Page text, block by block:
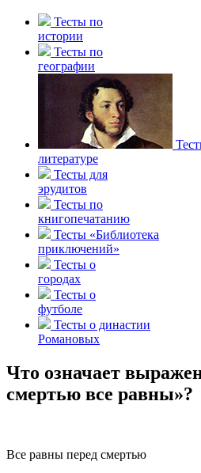
Тесты по
истории
Тесты по
географии
литературе
Тесты для
эрудитов
Тесты по
книгопечатанию
Тесты «Библиотека
приключений»
Тесты о
городах
Тесты о
футболе
Тесты о династии
Романовых
Что означает
смертью все равны»?
Все равны перед смертью